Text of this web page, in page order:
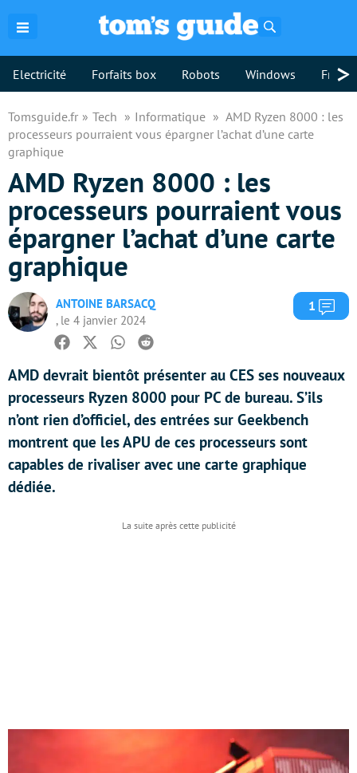
Electricité Forfaits box Robots Windows >
Tomsguide.fr Tech Informatique
AMD Ryzen 8000 : les
processeurs pourraient vous épargner l’achat d’une carte
graphique
AMD Ryzen 8000 : les
processeurs pourraient vous
épargner l’achat d’une carte
graphique
ANTOINE BARSACQ
, le 4 janvier 2024
1
Facebook
TwitterWhatsapp
Reddit
AMD devrait bientôt présenter au CES ses nouveaux
processeurs Ryzen 8000 pour PC de bureau. S’ils
n’ont rien d’officiel, des entrées sur Geekbench
montrent que les APU de ces processeurs sont
capables de rivaliser avec une carte graphique
dédiée.